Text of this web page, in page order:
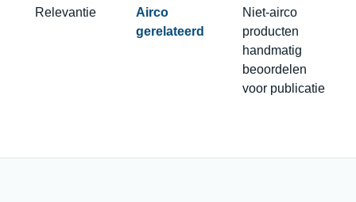
Relevantie
Airco
gerelateerd
Niet-airco
producten
handmatig
beoordelen
voor publicatie